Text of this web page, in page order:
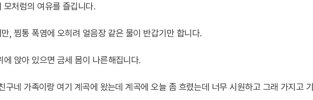
처럼의 여유를 즐깁니다.
, 찜통 폭염에 오히려 얼음장 같은 물이 반갑기만 합니다.
앉아 있으면 금세 몸이 나른해집니다.
네 가족이랑 여기 계곡에 왔는데 계곡에 오늘 좀 흐렸는데 너무 시원하고 그래 가지고